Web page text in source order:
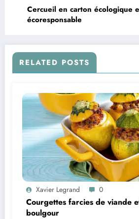
Cercueil en carton écologique
écoresponsable
RELATED POSTS
Xavier Legrand 0
Courgettes farcies de viande
boulgour